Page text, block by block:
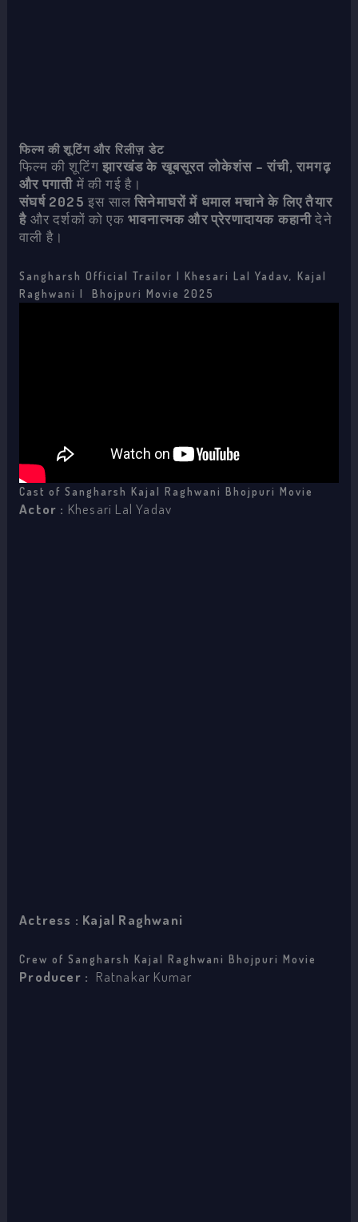
फिल्म की शूटिंग और रिलीज़ डेट
फिल्म की शूटिंगझारखंड के खूबसूरत लोकेशंस – रांची, रामगढ़
और पगाती में की गई है।
संघर्ष 2025 इस सालसिनेमाघरों में धमाल मचाने के लिए तैयार
है और दर्शकों को एक भावनात्मक और प्रेरणादायक कहानीदेने
वाली है।
Sangharsh Official Trailor | Khesari Lal Yadav, Kajal
Raghwani | Bhojpuri Movie 2025
Cast of Sangharsh Kajal Raghwani Bhojpuri Movie
Actor : Khesari Lal Yadav
Actress : Kajal Raghwani
Crew of Sangharsh Kajal Raghwani Bhojpuri Movie
Producer : Ratnakar Kumar